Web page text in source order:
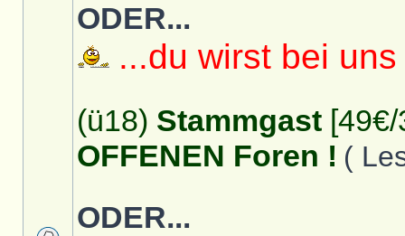
ODER...
...du wirst bei
(ü18) Stammgast
OFFENEN Foren ! (
ODER...